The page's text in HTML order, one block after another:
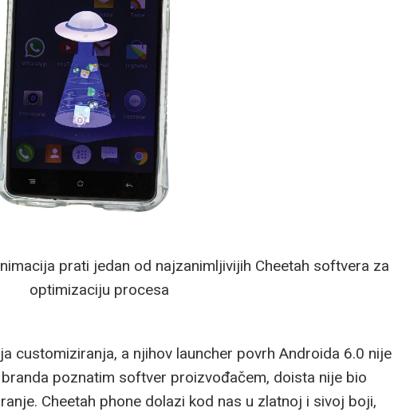
prati jedan od najzanimljivijih Cheetah softvera za
optimizaciju procesa
customiziranja, a njihov launcher povrh Androida 6.0 nije
poznatim softver proizvođačem, doista nije bio
Cheetah phone dolazi kod nas u zlatnoj i sivoj boji,